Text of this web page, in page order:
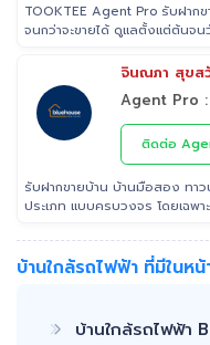
TOOKTEE Agent Pro รับฝาก
จนกว่าจะขายได้ ดูแลตั้งแต่ต้นจ
จินณภา สุขส
Agent Pro
ติดต่อ
รับฝากขายบ้าน บ้านมือสอง ทา
ประเภท แบบครบวงจร โดยเฉพ
บ้านใกล้รถไฟฟ้า ที่มีในหน้
บ้านใกล้รถไฟฟ้า